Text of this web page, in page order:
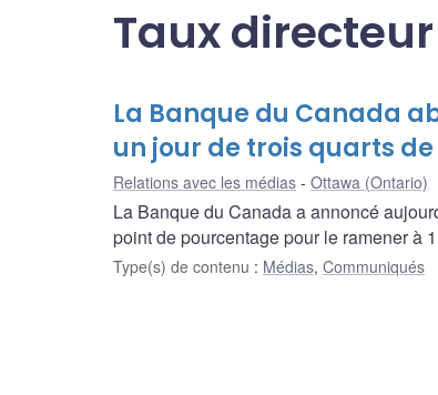
Taux directeur
La Banque du Canada
un jour de trois quarts
Relations avec les médias Ottawa (Ontario)
La Banque du Canada a annoncé
point de pourcentage pour le ramener à
Type(s) de contenu : Médias, Communiqués